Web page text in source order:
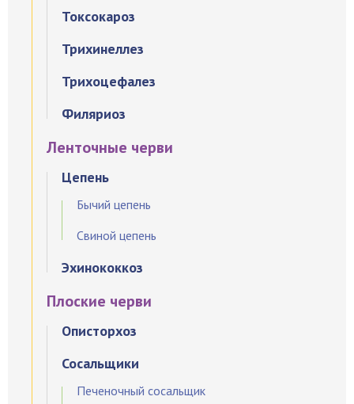
Токсокароз
Трихинеллез
Трихоцефалез
Филяриоз
Ленточные черви
Цепень
Бычий цепень
Свиной цепень
Эхинококкоз
Плоские черви
Описторхоз
Сосальщики
Печеночный сосальщик